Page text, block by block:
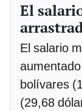
El
El salario
bolívares
(29,68